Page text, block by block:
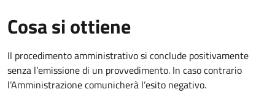
Cosa si ottiene
Il procedimento amministrativo si conclude positivamente
senza l’emissione di un provvedimento. In caso contrario
l’Amministrazione comunicherà l’esito negativo.